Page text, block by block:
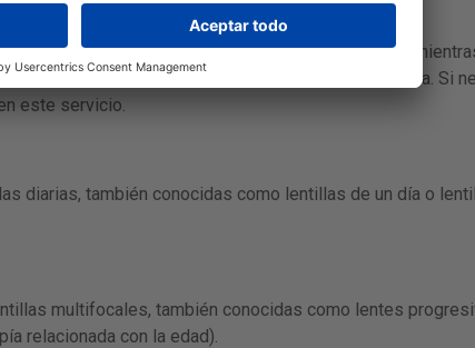
El tiempo de entrega típico es de 1-3 días,
se puede encontrar en el sitio web de la tienda. Si
este servicio.
diarias, también conocidas como lentillas de un día o
multifocales, también conocidas como lentes
relacionada con la edad).